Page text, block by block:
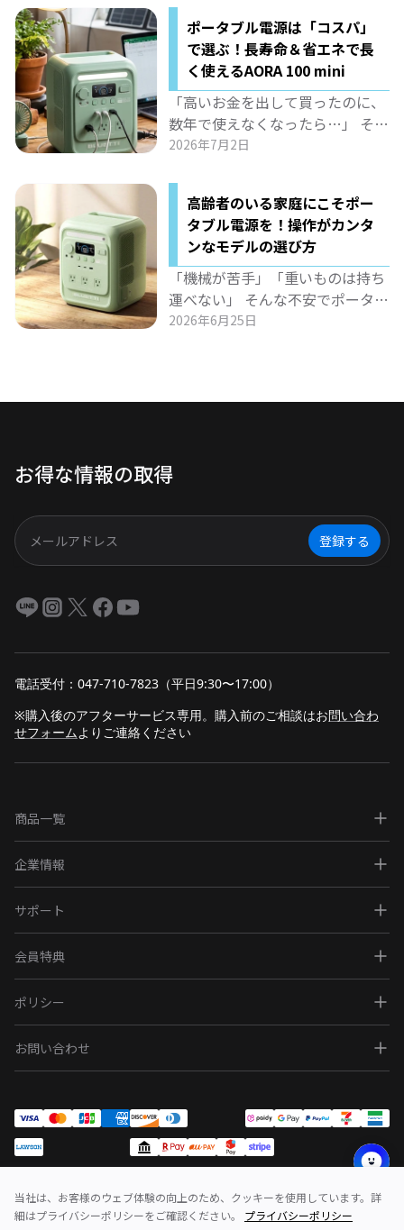
当社は、お客様のウェブ体験の向上のため、クッキーを使用しています。詳
細はプライバシーポリシーをご確認ください。 プライバシーポリシー
は、豊富なポート（AC・USB-Cな
ど）で家族のスマホ・PC・照明を
同時に給電できる「日常の万能電
源」です。 リビングやワークスペ
ースに置いてコンセントの死角を
解消したり、停電時にもシームレ
スに守ったり。 家庭に溶け込む賢
ポータブル電源は「コスパ」
で選ぶ！長寿命＆省エネで長
く使えるAORA 100 mini
「高いお金を出して買ったのに、
数年で使えなくなったら…」 そん
な不安を解消する、長く使えるポ
ます。 BLUETTI「AORA 100
mini」は、6000回充放電サイク
ルという驚異の耐久性と省エネ設
計で、約17年も安心して使い続け
られる1kWhクラス最強候補。 日
常の節電から防災まで、長期的コ
スパを重視する方に最適なモデル
2026年7月2日
高齢者のいる家庭にこそポー
タブル電源を！操作がカンタ
ンなモデルの選び方
「機械が苦手」「重いものは持ち
運べない」 そんな不安でポータブ
ル電源を諦めていませんか？ 高齢
チ操作、介護機器を止めないUPS
から停電時の備えまで、シニア世
力を詳しく紹介します。
2026年6月25日
お得な情報の取得
登録する
電話受付：047-710-7823（平日9:30〜17:00）
※購入後のアフターサービス専用。購入前のご相談はお問い合わ
せフォーム よりご連絡ください
商品一覧
企業情報
サポート
会員特典
ポリシー
お問い合わせ
問い合わせ 利用規約 ポリシー